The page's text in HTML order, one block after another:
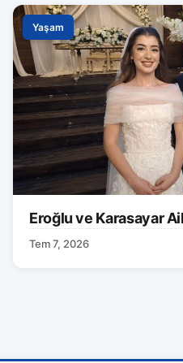
Yaşam
Eroğlu ve Karasayar
Tem 7, 2026